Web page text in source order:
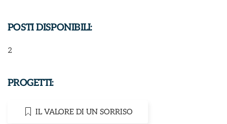
POSTI DISPONIBILI:
2
PROGETTI:
IL VALORE DI UN SORRISO